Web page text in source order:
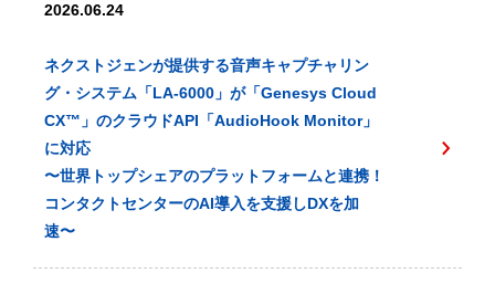
2026.06.24
ネクストジェンが提供する音声キャプチャリン
グ・システム「LA-6000」が「Genesys Cloud
CX™️」のクラウドAPI「AudioHook Monitor」
に対応
〜世界トップシェアのプラットフォームと連携！
コンタクトセンターのAI導入を支援しDXを加
速〜